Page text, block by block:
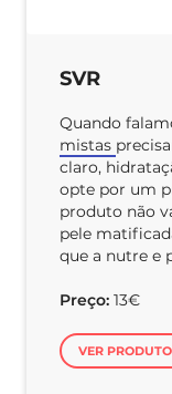
SVR
Quando
mistas
claro,
opte por um
produto não
pele
que a nutre e
Preço: 13€
VER PRODUTO